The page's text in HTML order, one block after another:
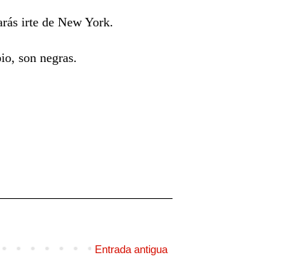
irte de New York.
son negras.
Entrada antigua